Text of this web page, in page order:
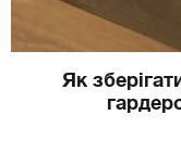
Як